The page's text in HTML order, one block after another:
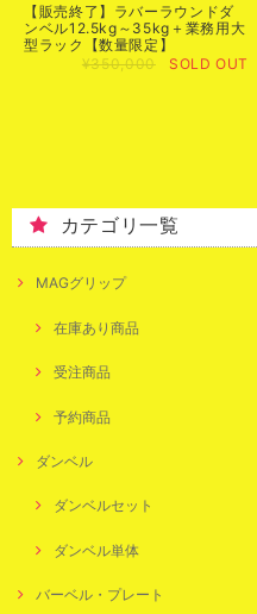
【販売終了】ラバーラウンドダ
ンベル12.5kg～35kg＋業務用大
型ラック【数量限定】
¥350,000
SOLD OUT
カテゴリ一覧
MAGグリップ
在庫あり商品
受注商品
予約商品
ダンベル
ダンベルセット
ダンベル単体
バーベル・プレート